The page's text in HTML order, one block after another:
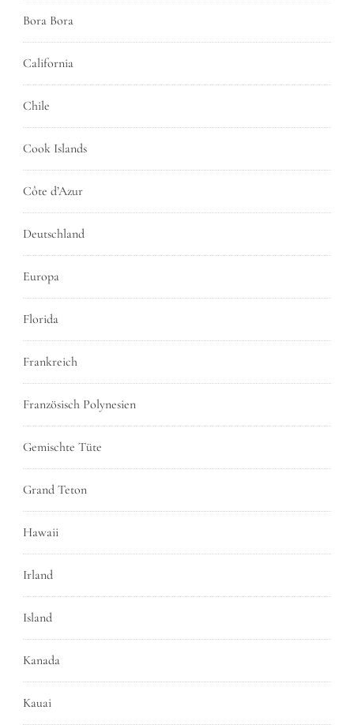
Bora Bora
California
Chile
Cook Islands
Côte d’Azur
Deutschland
Europa
Florida
Frankreich
Französisch Polynesien
Gemischte Tüte
Grand Teton
Hawaii
Irland
Island
Kanada
Kauai